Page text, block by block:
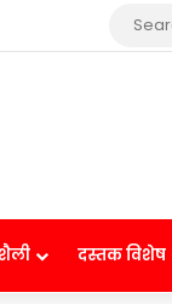
दस्तक विशेष